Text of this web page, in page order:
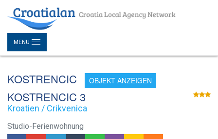
MENU
KOSTRENCIC OBJEKT ANZEIGEN
KOSTRENCIC 3
Kroatien / Crikvenica
Studio-Ferienwohnung